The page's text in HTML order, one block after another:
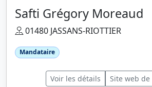
Safti Grégory Moreaud
01480 JASSANS-RIOTTIER
Mandataire
Voir les détails Site web de